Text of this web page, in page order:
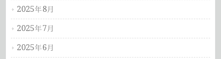
2025年8月
2025年7月
2025年6月